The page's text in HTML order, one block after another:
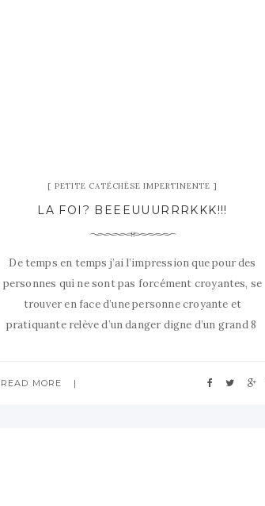
PETITE CATÉCHÈSE IMPERTINENTE
LA FOI? BEEEUUURRRKKK!!!
De temps en temps j’ai l’impression que pour des
personnes qui ne sont pas forcément croyantes, se
trouver en face d’une personne croyante et
pratiquante relève d’un danger digne d’un grand 8
virus qu’on attraperait, avoir la foi, croire
READ MORE